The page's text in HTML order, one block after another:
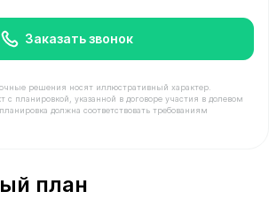
Заказать звонок
решения носят иллюстративный характер.
с планировкой, указанной в договоре участия в долевом
должна соответствовать требованиям
план